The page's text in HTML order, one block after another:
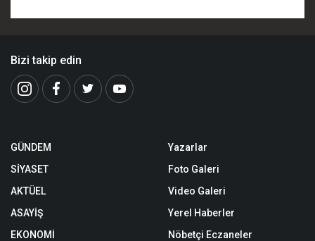
Bizi takip edin
GÜNDEM
SİYASET
AKTÜEL
ASAYİŞ
EKONOMİ
Yazarlar
Foto Galeri
Video Galeri
Yerel Haberler
Nöbetçi Eczaneler